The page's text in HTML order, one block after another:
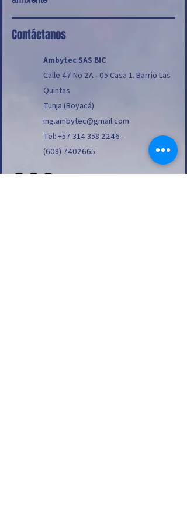
tienda pueden realizar compras
con altos niveles de seguridad.
Contáctanos
Ambytec SAS BIC
Calle 47 No 2A - 05 Casa 1. Barrio Las
Quintas
Tunja (Boyacá)
ing.ambytec@gmail.com
Tel: +57 314 358 2246 -
(608) 7402665